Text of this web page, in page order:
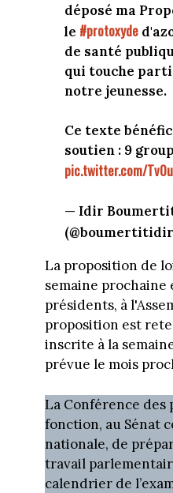
déposé ma
le #protoxyde
de santé
qui touche
notre jeunesse.
Ce texte
soutien : 9
pic.twitter.com/
— Idir
La proposition de
semaine prochaine
présidents, à
proposition est
inscrite à la
prévue le mois
La Conférence des
fonction, au Sénat
nationale, de
travail
calendrier de